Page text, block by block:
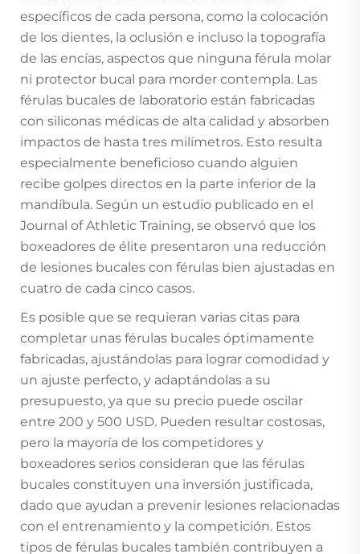
específicos de cada persona, como la colocación
de los dientes, la oclusión e incluso la topografía
de las encías, aspectos que ninguna férula molar
ni protector bucal para morder contempla. Las
férulas bucales de laboratorio están fabricadas
con siliconas médicas de alta calidad y absorben
impactos de hasta tres milímetros. Esto resulta
especialmente beneficioso cuando alguien
recibe golpes directos en la parte inferior de la
mandíbula. Según un estudio publicado en el
Journal of Athletic Training, se observó que los
boxeadores de élite presentaron una reducción
de lesiones bucales con férulas bien ajustadas en
cuatro de cada cinco casos.
Es posible que se requieran varias citas para
completar unas férulas bucales óptimamente
fabricadas, ajustándolas para lograr comodidad y
un ajuste perfecto, y adaptándolas a su
presupuesto, ya que su precio puede oscilar
entre 200 y 500 USD. Pueden resultar costosas,
pero la mayoría de los competidores y
boxeadores serios consideran que las férulas
bucales constituyen una inversión justificada,
dado que ayudan a prevenir lesiones relacionadas
con el entrenamiento y la competición. Estos
tipos de férulas bucales también contribuyen a